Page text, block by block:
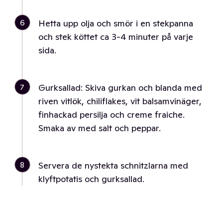
6
Hetta upp olja och smör i en stekpanna
och stek köttet ca 3-4 minuter på varje
sida.
7
Gurksallad: Skiva gurkan och blanda med
riven vitlök, chiliflakes, vit balsamvinäger,
finhackad persilja och creme fraiche.
Smaka av med salt och peppar.
8
Servera de nystekta schnitzlarna med
klyftpotatis och gurksallad.